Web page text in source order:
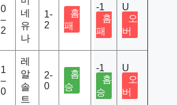
0
–
2
네
유
나
1-
2
홈
패
-1
홈
패
U
오
버
1
–
0
레
알
솔
트
2-
0
홈
승
-1
홈
승
U
오
버